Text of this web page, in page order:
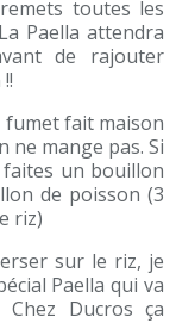
toutes les
Paella attendra
de rajouter
fumet fait maison
mange pas. Si
un bouillon
de poisson (3
riz)
sur le riz, je
Paella qui va
Ducros ça